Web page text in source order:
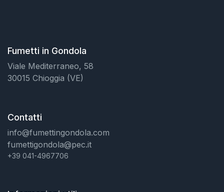
Fumetti in Gondola
Viale Mediterraneo, 58
30015 Chioggia (VE)
Contatti
info@fumettingondola.com
fumettigondola@pec.it
+39 041-4967706